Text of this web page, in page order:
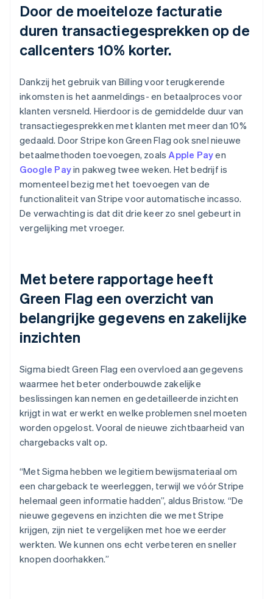
Door de moeiteloze facturatie
duren transactiegesprekken op de
callcenters 10% korter.
Dankzij het gebruik van Billing voor terugkerende
inkomsten is het aanmeldings- en betaalproces voor
klanten versneld. Hierdoor is de gemiddelde duur van
transactiegesprekken met klanten met meer dan 10%
gedaald. Door Stripe kon Green Flag ook snel nieuwe
betaalmethoden toevoegen, zoals Apple Payen
Google Payin pakweg twee weken. Het bedrijf is
momenteel bezig met het toevoegen van de
functionaliteit van Stripe voor automatische incasso.
De verwachting is dat dit drie keer zo snel gebeurt in
vergelijking met vroeger.
Met betere rapportage heeft
Green Flag een overzicht van
belangrijke gegevens en zakelijke
inzichten
Sigma biedt Green Flag een overvloed aan gegevens
waarmee het beter onderbouwde zakelijke
beslissingen kan nemen en gedetailleerde inzichten
krijgt in wat er werkt en welke problemen snel moeten
worden opgelost. Vooral de nieuwe zichtbaarheid van
chargebacks valt op.
“Met Sigma hebben we legitiem bewijsmateriaal om
een chargeback te weerleggen, terwijl we vóór Stripe
helemaal geen informatie hadden”, aldus Bristow. “De
nieuwe gegevens en inzichten die we met Stripe
krijgen, zijn niet te vergelijken met hoe we eerder
werkten. We kunnen ons echt verbeteren en sneller
knopen doorhakken.”